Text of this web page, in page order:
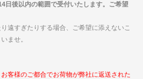
日後以内の範囲で受付いたします。ご希望
遠すぎたりする場合、ご希望に添えないこ
ませ。
客様のご都合でお荷物が弊社に返送された